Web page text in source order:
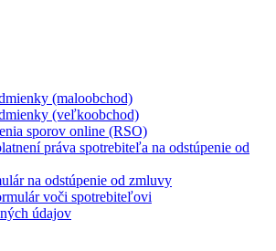
(maloobchod)
(veľkoobchod)
sporov online (RSO)
práva spotrebiteľa na odstúpenie od
na odstúpenie od zmluvy
voči spotrebiteľovi
údajov